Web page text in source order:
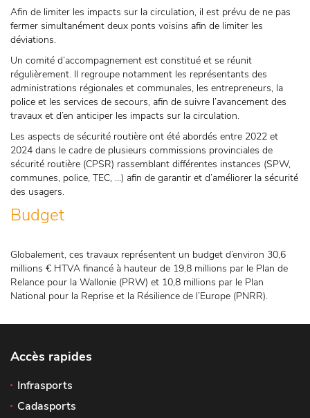
Afin de limiter les impacts sur la circulation, il est prévu de ne pas
fermer simultanément deux ponts voisins afin de limiter les
déviations.
Un comité d’accompagnement est constitué et se réunit
régulièrement. Il regroupe notamment les représentants des
administrations régionales et communales, les entrepreneurs, la
police et les services de secours, afin de suivre l’avancement des
travaux et d’en anticiper les impacts sur la circulation.
Les aspects de sécurité routière ont été abordés entre 2022 et
2024 dans le cadre de plusieurs commissions provinciales de
sécurité routière (CPSR) rassemblant différentes instances (SPW,
communes, police, TEC, …) afin de garantir et d’améliorer la sécurité
des usagers.
Budget
Globalement, ces travaux représentent un budget d’environ 30,6
millions € HTVA financé à hauteur de 19,8 millions par le Plan de
Relance pour la Wallonie (PRW) et 10,8 millions par le Plan
National pour la Reprise et la Résilience de l’Europe (PNRR).
Accès rapides
Infrasports
Cadasports